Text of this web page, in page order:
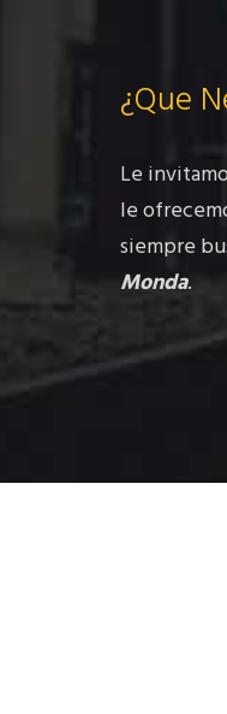
¿Que
Le
le
siempre
Monda.